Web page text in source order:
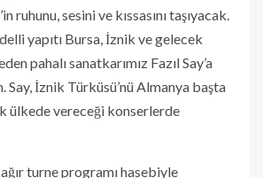
ruhunu, sesini ve kıssasını taşıyacak.
yapıtı Bursa, İznik ve gelecek
pahalı sanatkarımız Fazıl Say’a
İznik Türküsü’nü Almanya başta
ülkede vereceği konserlerde
ağır turne programı hasebiyle